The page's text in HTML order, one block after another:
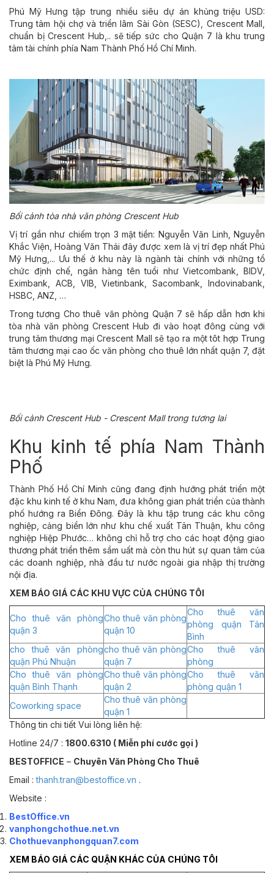
Phú Mỹ Hưng tập trung nhiều siêu dự án khủng triệu USD:
Trung tâm hội chợ và triển lãm Sài Gòn (SESC), Crescent Mall,
chuẩn bị Crescent Hub,.. sẽ tiếp sức cho Quận 7 là khu trung
tâm tài chính phía Nam Thành Phố Hồ Chí Minh.
Bối cảnh tòa nhà văn phòng Crescent Hub
Vị trí gần như chiếm trọn 3 mặt tiền: Nguyễn Văn Linh, Nguyễn
Khắc Viện, Hoàng Văn Thái đây được xem là vị trí đẹp nhất Phú
Mỹ Hưng,... Ưu thế ở khu này là ngành tài chính với những tổ
chức định chế, ngân hàng tên tuổi như Vietcombank, BIDV,
Eximbank, ACB, VIB, Vietinbank, Sacombank, Indovinabank,
HSBC, ANZ, …
Trong tương Cho thuê văn phòng Quận 7 sẽ hấp dẫn hơn khi
tòa nhà văn phòng Crescent Hub đi vào hoạt đông cùng với
trung tâm thương mại Crescent Mall sẽ tạo ra một tôt hợp Trung
tâm thương mại cao ốc văn phòng cho thuê lớn nhất quận 7, đặt
biệt là Phú Mỹ Hưng.
Bối cảnh Crescent Hub - Crescent Mall trong tương lai
Khu kinh tế phía Nam Thành
Phố
Thành Phố Hồ Chí Minh cũng đang định hướng phát triển một
đặc khu kinh tế ở khu Nam, đưa không gian phát triển của thành
phố hướng ra Biển Đông. Đây là khu tập trung các khu công
nghiệp, cảng biển lớn như khu chế xuất Tân Thuận, khu công
nghiệp Hiệp Phước… không chỉ hỗ trợ cho các hoạt động giao
thương phát triển thêm sầm uất mà còn thu hút sự quan tâm của
các doanh nghiệp, nhà đầu tư nước ngoài gia nhập thị trường
nội địa.
XEM BÁO GIÁ CÁC KHU VỰC CỦA CHÚNG TÔI
Cho thuê văn phòng
quận 3
Cho thuê văn phòng
quận 10
Cho thuê văn
phòng quận Tân
Bình
cho thuê văn phòng
quận Phú Nhuận
cho thuê văn phòng
quận 7
Cho thuê văn
phòng
Cho thuê văn phòng
quận Bình Thạnh
Cho thuê văn phòng
quận 2
Cho thuê văn
phòng quận 1
Coworking space
Cho thuê văn phòng
quận 1
Thông tin chi tiết Vui lòng liên hệ:
Hotline 24/7 : 1800.6310 ( Miễn phí cước gọi )
BESTOFFICE – Chuyên Văn Phòng Cho Thuê
Email :thanh.tran@bestoffice.vn .
Website :
BestOffice.vn
vanphongchothue.net.vn
Chothuevanphongquan7.com
XEM BÁO GIÁ CÁC QUẬN KHÁC CỦA CHÚNG TÔI